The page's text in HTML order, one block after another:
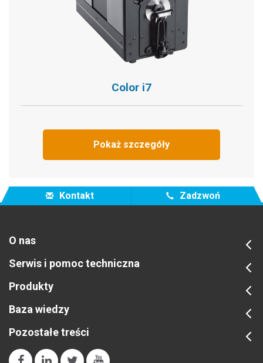
Color i7
Pokaż szczegóły
Kontakt Zadzwoń
O nas
Serwis i pomoc techniczna
Produkty
Baza wiedzy
Pozostałe treści